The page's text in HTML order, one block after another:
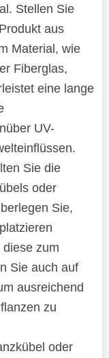
Stellen Sie
aus
Material, wie
Fiberglas,
eine lange
UV-
Sie die
oder
Sie,
zum
Sie auch auf
ausreichend
zu
oder